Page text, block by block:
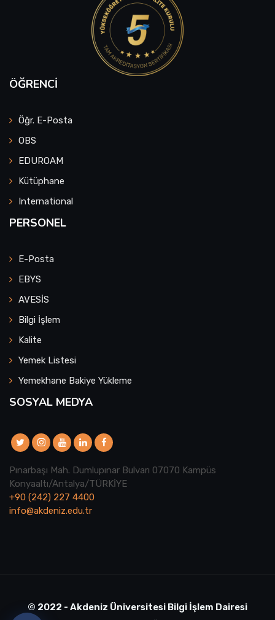
ÖĞRENCI
Öğr. E-Posta
OBS
EDUROAM
Kütüphane
International
PERSONEL
E-Posta
EBYS
AVESİS
Bilgi İşlem
Kalite
Yemek Listesi
Yemekhane Bakiye Yükleme
SOSYAL MEDYA
Pınarbaşı Mah. Dumlupınar Bulvarı 07070 Kampüs
Konyaaltı/Antalya/TÜRKİYE
+90 (242) 227 4400
info@akdeniz.edu.tr
© 2022 - Akdeniz Üniversitesi Bilgi İşlem Dairesi